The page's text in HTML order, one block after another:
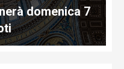
domenica 7